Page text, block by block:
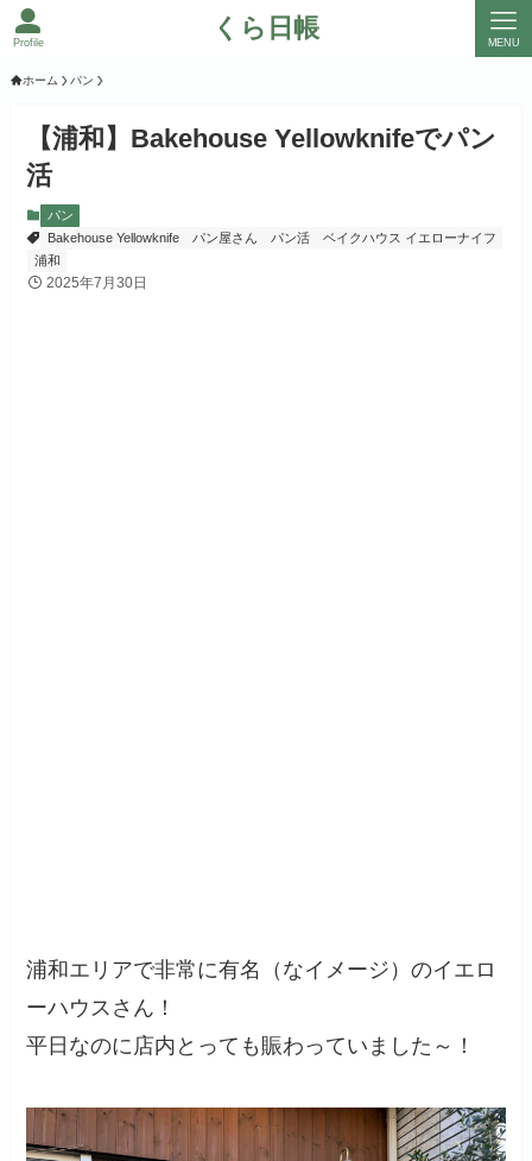
くら日帳
Profile MENU
ホーム パン
【浦和】Bakehouse Yellowknifeでパン
活
パン
Bakehouse Yellowknife
パン屋さん パン活
ベイクハウス イエローナイフ
浦和
2025年7月30日
浦和エリアで非常に有名（なイメージ）のイエロ
ーハウスさん！
平日なのに店内とっても賑わっていました～！